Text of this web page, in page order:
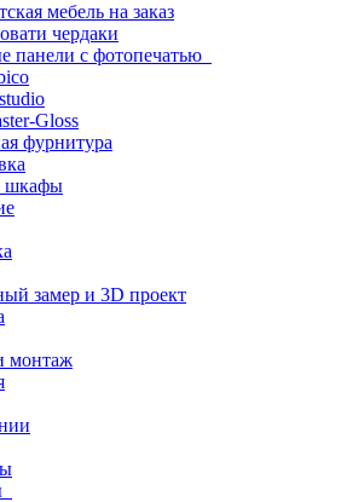
мебель на заказ
чердаки
панели с фотопечатью
Gloss
фурнитура
шкафы
замер и 3D проект
монтаж